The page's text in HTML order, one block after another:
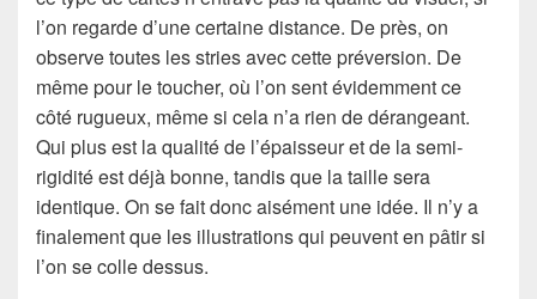
l’on regarde d’une certaine distance. De près, on
observe toutes les stries avec cette préversion. De
même pour le toucher, où l’on sent évidemment ce
côté rugueux, même si cela n’a rien de dérangeant.
Qui plus est la qualité de l’épaisseur et de la semi-
rigidité est déjà bonne, tandis que la taille sera
identique. On se fait donc aisément une idée. Il n’y a
finalement que les illustrations qui peuvent en pâtir si
l’on se colle dessus.